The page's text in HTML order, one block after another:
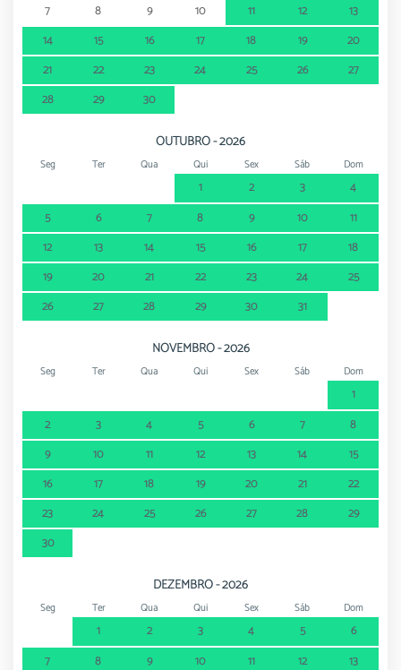
7
8 9 10 11 12
13
14
15 16 17 18 19
20
21
22 23 24 25 26
27
28
29 30
OUTUBRO - 2026
Seg Ter Qua Qui Sex Sáb Dom
1 2 3
4
5
6 7 8 9 10
11
12
13 14 15 16 17
18
19
20 21 22 23 24
25
26
27 28 29 30 31
NOVEMBRO - 2026
Seg Ter Qua Qui Sex Sáb Dom
1
2
3 4 5 6 7
8
9
10 11 12 13 14
15
16
17 18 19 20 21
22
23
24 25 26 27 28
29
30
DEZEMBRO - 2026
Seg Ter Qua Qui Sex Sáb Dom
1 2 3 4 5
6
7
8 9 10 11 12 13